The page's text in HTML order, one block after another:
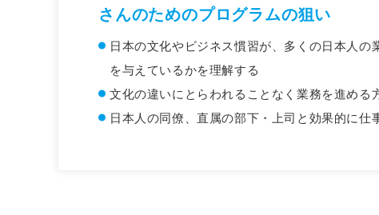
さんのためのプログラムの狙い
日本の文化やビジネス慣習が、多くの日本人
を与えているかを理解する
文化の違いにとらわれることなく業務を進める
日本人の同僚、直属の部下・上司と効果的に仕